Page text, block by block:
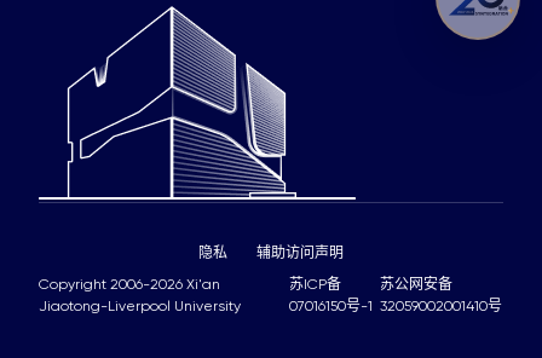
Copyright 2006-2026 Xi'an
Jiaotong-Liverpool University
苏ICP备
07016150号-1
苏公网安备
32059002001410号
隐私 辅助访问声明